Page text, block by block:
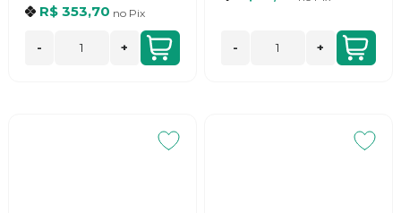
R$ 353,70 no Pix
- + - +